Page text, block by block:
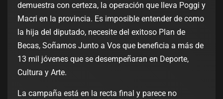
demuestra con certeza, la operación que lleva Poggi y
Macri en la provincia. Es imposible entender de como
la hija del diputado, necesite del exitoso Plan de
Becas, Soñamos Junto a Vos que beneficia a más de
13 mil jóvenes que se desempeñaran en Deporte,
Cultura y Arte.
La campaña está en la recta final y parece no